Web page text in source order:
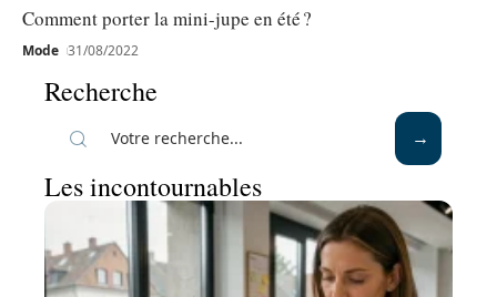
Comment porter la mini-jupe en été ?
Mode 31/08/2022
Recherche
Les incontournables